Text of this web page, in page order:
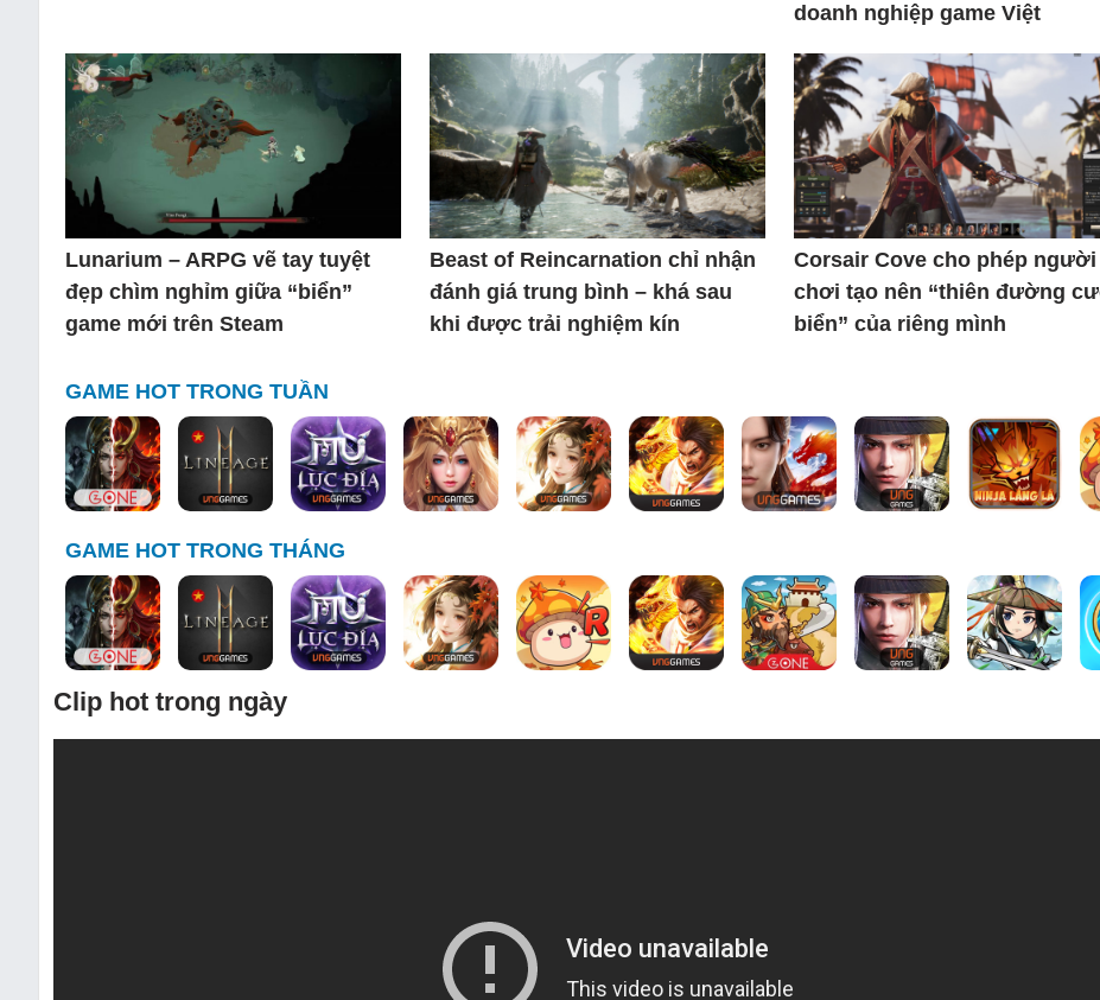
doanh nghiệp game Việt
Lunarium – ARPG vẽ tay tuyệt
đẹp chìm nghỉm giữa “biển”
game mới trên Steam
Beast of Reincarnation chỉ nhận
đánh giá trung bình – khá sau
khi được trải nghiệm kín
Corsair Cove cho phép người
chơi tạo nên “thiên đường
biển” của riêng mình
GAME HOT TRONG TUẦN
GAME HOT TRONG THÁNG
Clip hot trong ngày